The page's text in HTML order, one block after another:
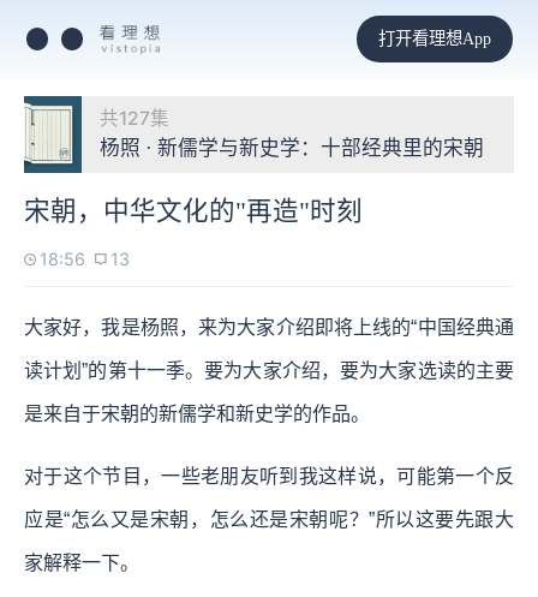
打开看理想App
共127集
杨照 · 新儒学与新史学：十部经典里的宋朝
宋朝，中华文化的"再造"时刻
18:56 13
大家好，我是杨照，来为大家介绍即将上线的“中国经典通
读计划”的第十一季。要为大家介绍，要为大家选读的主要
是来自于宋朝的新儒学和新史学的作品。
对于这个节目，一些老朋友听到我这样说，可能第一个反
应是“怎么又是宋朝，怎么还是宋朝呢？”所以这要先跟大
家解释一下。